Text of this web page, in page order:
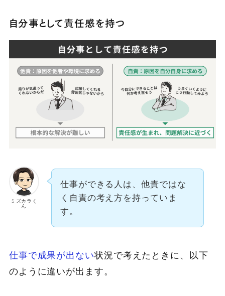
自分事として責任感を持つ
ミズカラく
ん
仕事ができる人は、他責ではな
く自責の考え方を持っていま
す。
仕事で成果が出ない状況で考えたときに、以下
のように違いが出ます。